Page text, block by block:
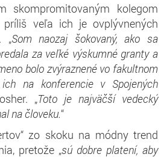
skompromitovaným kolegom
príliš veľa ich je ovplývnených
„Som naozaj šokovaný, ako sa
za veľké výskumné granty a
bolo zvýraznené vo fakultnom
na konferencie v Spojených
„Toto je najväčší vedecký
na človeku.“
zo skoku na módny trend
pretože „sú dobre platení, aby